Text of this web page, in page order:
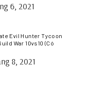
6, 2021
Evil Hunter Tycoon
War 10vs10 (Có
8, 2021